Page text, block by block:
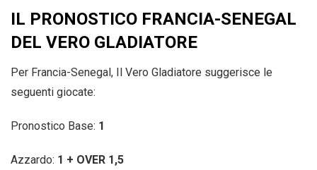
IL PRONOSTICO FRANCIA-SENEGAL
DEL VERO GLADIATORE
Per Francia-Senegal, Il Vero Gladiatore suggerisce le
seguenti giocate:
Pronostico Base: 1
Azzardo: 1 + OVER 1,5